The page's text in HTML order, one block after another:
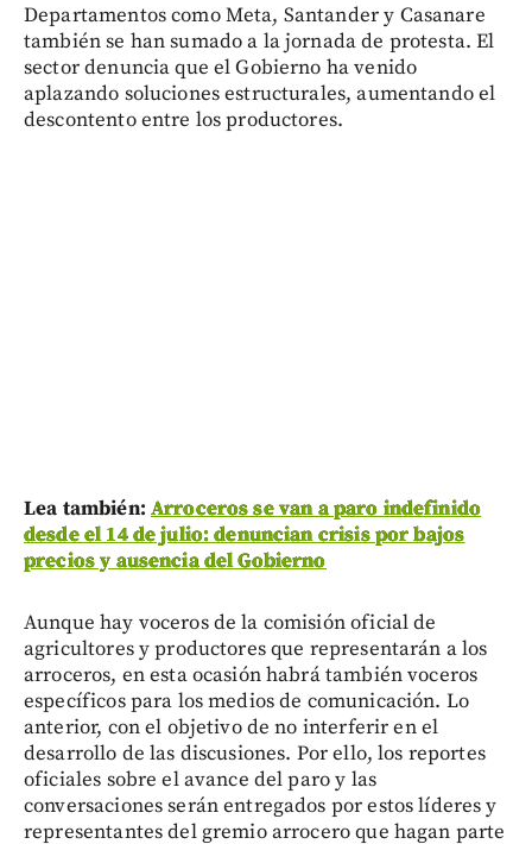
Departamentos como Meta, Santander y Casanare
también se han sumado a la jornada de protesta. El
sector denuncia que el Gobierno ha venido
aplazando soluciones estructurales, aumentando el
descontento entre los productores.
Lea también: Arroceros se van a paro indefinido
desde el 14 de julio: denuncian crisis por bajos
precios y ausencia del Gobierno
Aunque hay voceros de la comisión oficial de
agricultores y productores que representarán a los
arroceros, en esta ocasión habrá también voceros
específicos para los medios de comunicación. Lo
anterior, con el objetivo de no interferir en el
desarrollo de las discusiones. Por ello, los reportes
oficiales sobre el avance del paro y las
conversaciones serán entregados por estos líderes y
representantes del gremio arrocero que hagan parte